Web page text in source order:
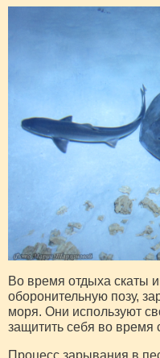
Во время отдыха скаты
оборонительную позу,
моря. Они используют
защитить себя во время
Процесс зарывания в